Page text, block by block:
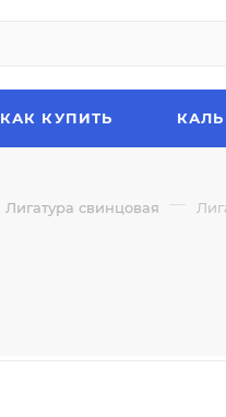
КАК КУПИТЬ
Лигатура свинцовая —